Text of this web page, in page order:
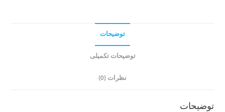
توضیحات
توضیحات تکمیلی
نظرات (0)
توضیحات